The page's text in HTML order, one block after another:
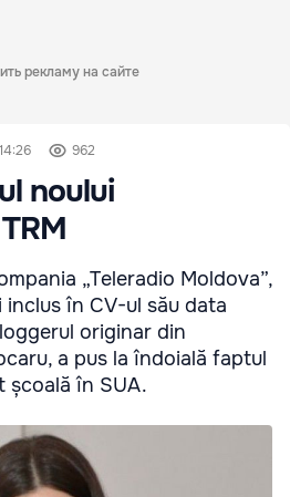
рекламу на сайте
962
noului
„Teleradio Moldova”,
în CV-ul său data
originar din
a pus la îndoială faptul
școală în SUA.